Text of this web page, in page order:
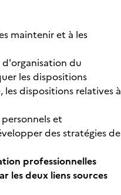
maintenir et à les
du
les dispositions
dispositions relatives à
et
des stratégies de
professionnelles
les deux liens sources